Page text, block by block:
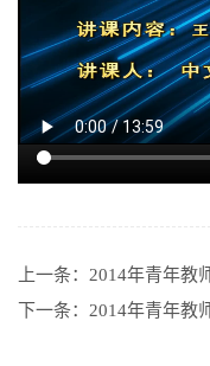
上一条： 2014年青年教
下一条： 2014年青年教